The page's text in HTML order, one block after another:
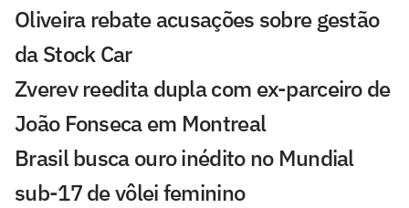
Oliveira rebate acusações sobre gestão
da Stock Car
Zverev reedita dupla com ex-parceiro de
João Fonseca em Montreal
Brasil busca ouro inédito no Mundial
sub-17 de vôlei feminino